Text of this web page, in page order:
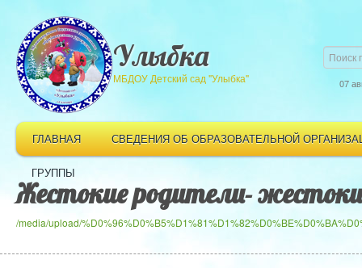
Улыбка
МБДОУ Детский сад "Улыбка" 07
ГЛАВНАЯ СВЕДЕНИЯ ОБ ОБРАЗОВАТЕЛЬНОЙ
ГРУППЫ
Жестокие родители-
/media/upload/